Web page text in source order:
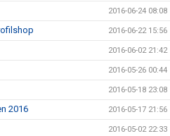
2016-06-24 08:08
2016-06-22 15:56
2016-06-02 21:42
2016-05-26 00:44
2016-05-18 23:08
2016 2016-05-17 21:56
2016-05-02 22:33